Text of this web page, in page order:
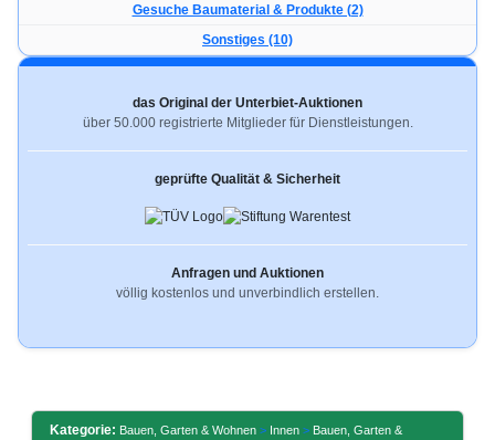
Gesuche Baumaterial & Produkte (2)
Sonstiges (10)
das Original der Unterbiet-Auktionen
über 50.000 registrierte Mitglieder für Dienstleistungen.
geprüfte Qualität & Sicherheit
Anfragen und Auktionen
völlig kostenlos und unverbindlich erstellen.
Kategorie: Bauen, Garten & Wohnen > Innen > Bauen, Garten &